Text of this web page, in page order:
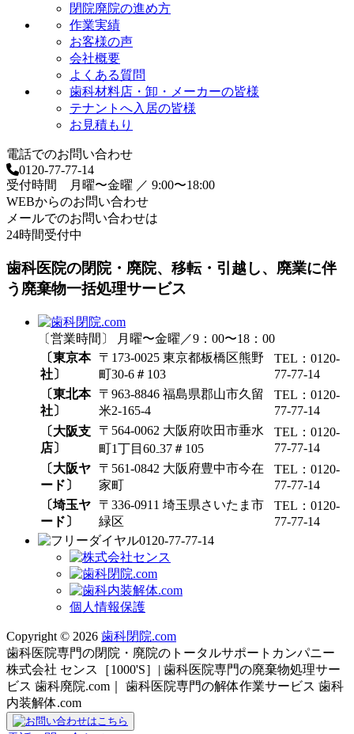
閉院廃院の進め方
作業実績
お客様の声
会社概要
よくある質問
歯科材料店・卸・メーカーの皆様
テナントへ入居の皆様
お見積もり
電話でのお問い合わせ
0120-77-77-14
受付時間 月曜〜金曜 ／ 9:00〜18:00
WEBからのお問い合わせ
メールでのお問い合わせは
24時間受付中
歯科医院の閉院・廃院、移転・引越し、廃業に伴
う廃棄物一括処理サービス
〔営業時間〕 月曜〜金曜／9：00〜18：00
〔東京本
社〕
〒173-0025 東京都板橋区熊野
町30-6＃103
TEL：0120-
77-77-14
〔東北本
社〕
〒963-8846 福島県郡山市久留
米2-165-4
TEL：0120-
77-77-14
〔大阪支
店〕
〒564-0062 大阪府吹田市垂水
町1丁目60₋37＃105
TEL：0120-
77-77-14
〔大阪ヤ
ード〕
〒561-0842 大阪府豊中市今在
家町
TEL：0120-
77-77-14
〔埼玉ヤ
ード〕
〒336-0911 埼玉県さいたま市
緑区
TEL：0120-
77-77-14
0120-77-77-14
個人情報保護
Copyright © 2026 歯科閉院.com
歯科医院専門の閉院・廃院のトータルサポートカンパニー
株式会社 センス［1000'S］| 歯科医院専門の廃棄物処理サー
ビス 歯科廃院.com｜ 歯科医院専門の解体作業サービス 歯科
内装解体.com